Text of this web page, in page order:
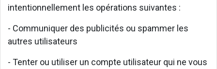
intentionnellement les opérations suivantes :
- Communiquer des publicités ou spammer les
autres utilisateurs
- Tenter ou utiliser un compte utilisateur qui ne vous